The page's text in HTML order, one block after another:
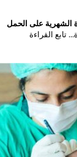
الشهرية على الحمل
تابع القراءة